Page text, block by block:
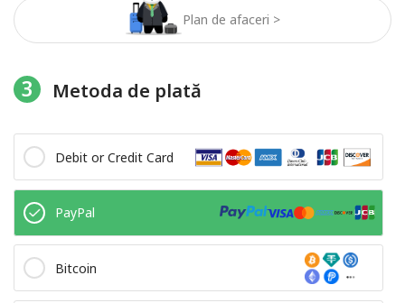
Plan de afaceri >
3 Metoda de plată
Debit or Credit Card
PayPal
Bitcoin